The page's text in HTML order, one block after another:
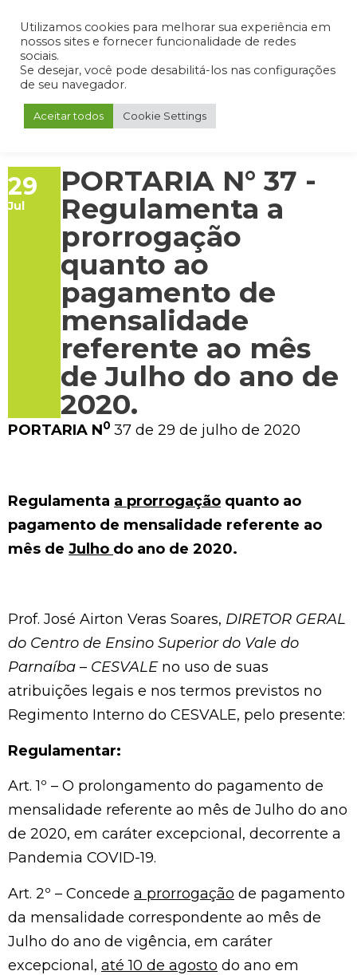
Admin Portal do Aluno Portal do Professor Portal do Coordenador
29
Jul
PORTARIA N° 37 -
Regulamenta a
prorrogação
quanto ao
pagamento de
mensalidade
referente ao mês
de Julho do ano de
2020.
PORTARIA N0 37 de 29 de julho de 2020
Regulamenta a prorrogação quanto ao
pagamento de mensalidade referente ao
mês de Julho do ano de 2020.
Prof. José Airton Veras Soares, DIRETOR GERAL
do Centro de Ensino Superior do Vale do
Parnaíba – CESVALE no uso de suas
atribuições legais e nos termos previstos no
Regimento Interno do CESVALE, pelo presente:
Regulamentar:
Art. 1º – O prolongamento do pagamento de
mensalidade referente ao mês de Julho do ano
de 2020, em caráter excepcional, decorrente a
Pandemia COVID-19.
Art. 2º – Concede a prorrogação de pagamento
da mensalidade correspondente ao mês de
Julho do ano de vigência, em caráter
excepcional, até 10 de agosto do ano em
Utilizamos cookies para melhorar sua experiência em
nossos sites e fornecer funcionalidade de redes
sociais.
Se desejar, você pode desabilitá-los nas configurações
de seu navegador.
Aceitar todos Cookie Settings